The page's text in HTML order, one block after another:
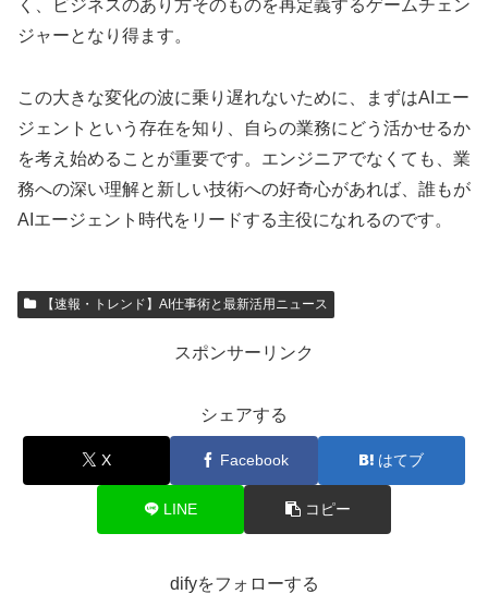
く、ビジネスのあり方そのものを再定義するゲームチェン
ジャーとなり得ます。
この大きな変化の波に乗り遅れないために、まずはAIエー
ジェントという存在を知り、自らの業務にどう活かせるか
を考え始めることが重要です。エンジニアでなくても、業
務への深い理解と新しい技術への好奇心があれば、誰もが
AIエージェント時代をリードする主役になれるのです。
【速報・トレンド】AI仕事術と最新活用ニュース
スポンサーリンク
シェアする
X Facebook はてブ
LINE コピー
difyをフォローする